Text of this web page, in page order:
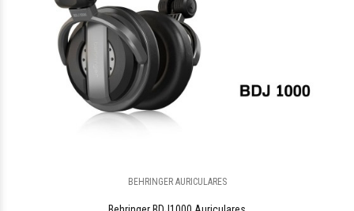
BEHRINGER AURICULARES